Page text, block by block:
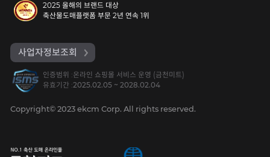
2025 올해의 브랜드 대상
축산물도매플랫폼 부문 2년 연속 1위
사업자정보조회
인증범위 :온라인 쇼핑몰 서비스 운영 (금천미트)
유효기간 :2025.02.05 ~ 2028.02.04
Copyright© 2023 ekcm Corp. All rights reserved.
동